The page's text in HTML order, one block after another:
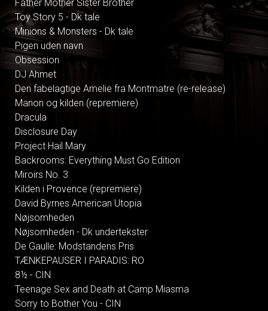
Father Mother Sister Brother
Toy Story 5 - Dk tale
Minions & Monsters - Dk tale
Pigen uden navn
Obsession
DJ Ahmet
Den fabelagtige Amelie fra Montmatre (re-release)
Manon og kilden (repremiere)
Dracula
Disclosure Day
Project Hail Mary
Backrooms: Everything Must Go Edition
Miroirs No. 3
Kilden i Provence (repremiere)
David Byrnes American Utopia
Nøjsomheden
Nøjsomheden - Dk undertekster
De Gaulle: Modstandens Pris
TÆNKEPAUSER I PARADIS: RO
8½ - CIN
Teenage Sex and Death at Camp Miasma
Sorry to Bother You - CIN